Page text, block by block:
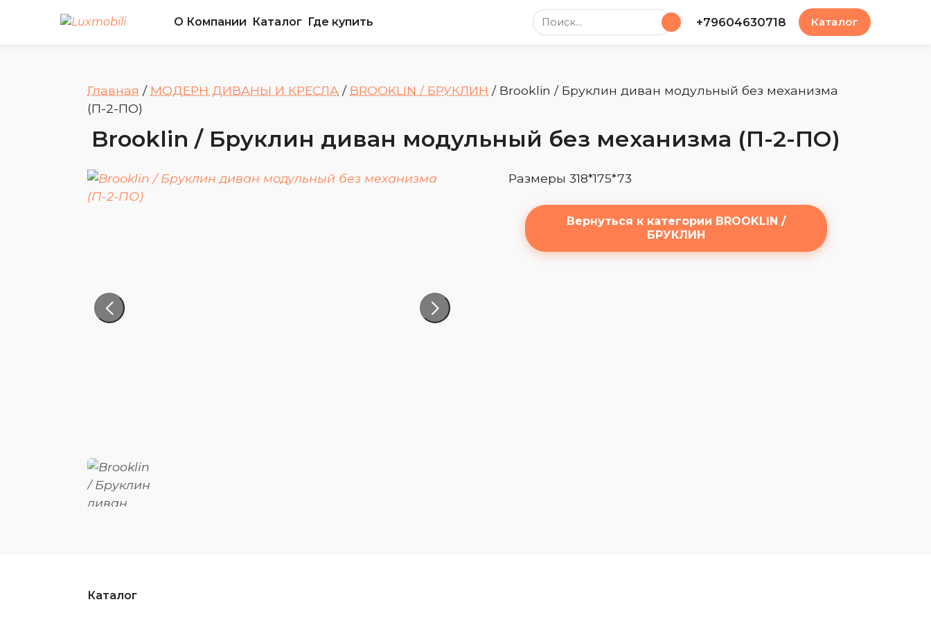
О Компании Каталог Где купить Поиск по сайту +79604630718 Каталог
Главная / МОДЕРН ДИВАНЫ И КРЕСЛА / BROOKLIN / БРУКЛИН / Brooklin / Бруклин диван модульный без механизма
(П-2-ПО)
Brooklin / Бруклин диван модульный без механизма (П-2-ПО)
Размеры 318*175*73
Вернуться к категории BROOKLIN /
БРУКЛИН
Каталог